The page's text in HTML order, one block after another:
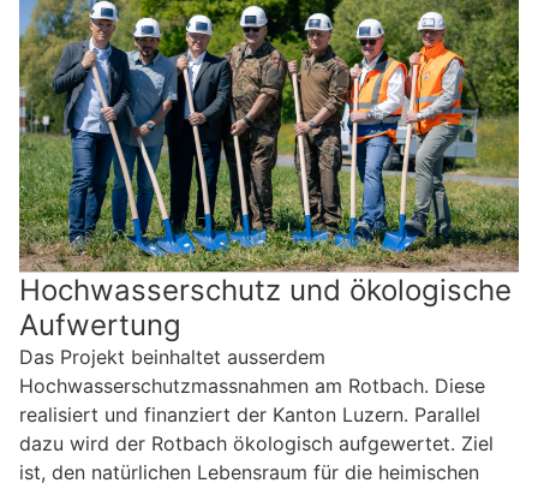
Hochwasserschutz und ökologische
Aufwertung
Das Projekt beinhaltet ausserdem
Hochwasserschutzmassnahmen am Rotbach. Diese
realisiert und finanziert der Kanton Luzern. Parallel
dazu wird der Rotbach ökologisch aufgewertet. Ziel
ist, den natürlichen Lebensraum für die heimischen